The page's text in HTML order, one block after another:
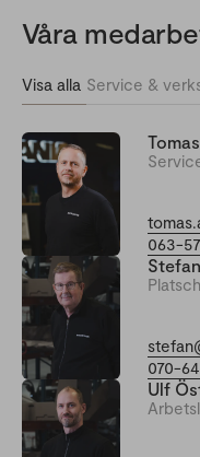
Våra
Visa alla Service &
063-
070-
Ulf